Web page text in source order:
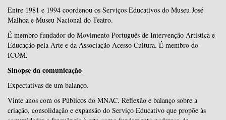
Entre 1981 e 1994 coordenou os Serviços Educativos do Museu José
Malhoa e Museu Nacional do Teatro.
É membro fundador do Movimento Português de Intervenção Artística e
Educação pela Arte e da Associação Acesso Cultura. É membro do
ICOM.
Sinopse da comunicação
Expectativas de um balanço.
Vinte anos com os Públicos do MNAC. Reflexão e balanço sobre a
criação, consolidação e expansão do Serviço Educativo que propõe às